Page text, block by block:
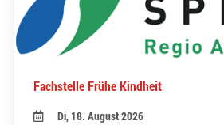
Fachstelle Frühe Kindheit
Di, 18. August 2026